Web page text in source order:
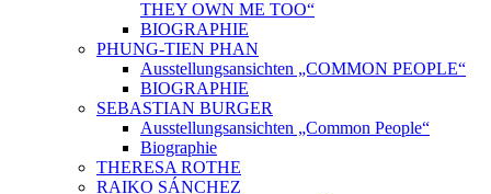
THEY OWN ME TOO“
BIOGRAPHIE
PHUNG-TIEN PHAN
Ausstellungsansichten „COMMON PEOPLE“
BIOGRAPHIE
SEBASTIAN BURGER
Ausstellungsansichten „Common People“
Biographie
THERESA ROTHE
RAIKO SÁNCHEZ